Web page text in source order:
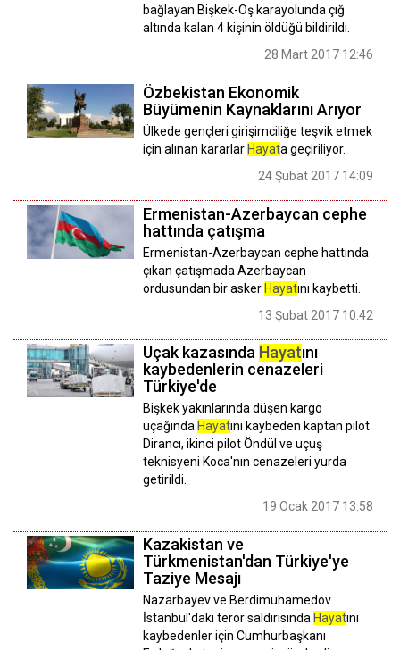
bağlayan Bişkek-Oş karayolunda çığ
altında kalan 4 kişinin öldüğü bildirildi.
28 Mart 2017 12:46
Özbekistan Ekonomik
Büyümenin Kaynaklarını Arıyor
Ülkede gençleri girişimciliğe teşvik etmek
için alınan kararlar Hayata geçiriliyor.
24 Şubat 2017 14:09
Ermenistan-Azerbaycan cephe
hattında çatışma
Ermenistan-Azerbaycan cephe hattında
çıkan çatışmada Azerbaycan
ordusundan bir askerHayatını kaybetti.
13 Şubat 2017 10:42
Uçak kazasında Hayatını
kaybedenlerin cenazeleri
Türkiye'de
Bişkek yakınlarında düşen kargo
uçağında Hayatını kaybeden kaptan pilot
Dirancı, ikinci pilot Öndül ve uçuş
teknisyeni Koca'nın cenazeleri yurda
getirildi.
19 Ocak 2017 13:58
Kazakistan ve
Türkmenistan'dan Türkiye'ye
Taziye Mesajı
Nazarbayev ve Berdimuhamedov
İstanbul'daki terör saldırısında Hayatını
kaybedenler için Cumhurbaşkanı